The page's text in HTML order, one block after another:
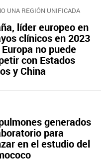
UNA REGIÓN UNIFICADA
líder europeo en
clínicos en 2023
no puede
con Estados
y China
generados
para
en el estudio del